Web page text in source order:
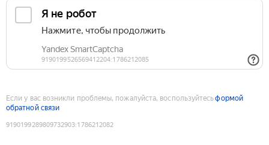
Если у вас возникли проблемы, пожалуйста, воспользуйтесьформой
обратной связи
9190199289809732903:1786212082